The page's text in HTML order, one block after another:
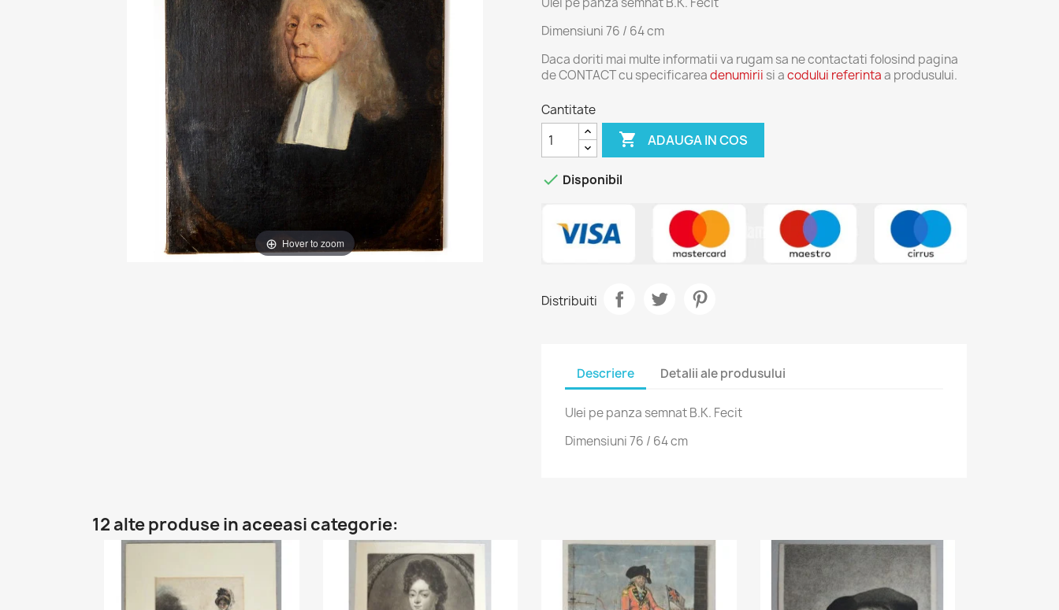
Hover to zoom
Dimensiuni 76 / 64 cm
Daca doriti mai multe informatii va rugam sa ne contactati folosind pagina
de CONTACT cu specificareadenumirii si acodului referintaa produsului.
Cantitate
 ADAUGA IN COS
 Disponibil
Distribuiti
Descriere Detalii ale produsului
Ulei pe panza semnat B.K. Fecit
Dimensiuni 76 / 64 cm
12 alte produse in aceeasi categorie: